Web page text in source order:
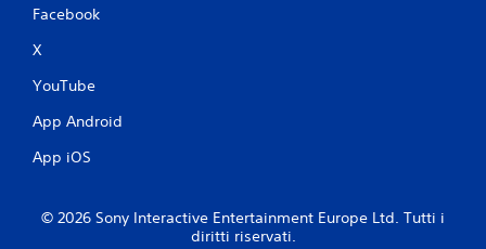
Facebook
X
YouTube
App Android
App iOS
© 2026 Sony Interactive Entertainment Europe Ltd. Tutti i
diritti riservati.